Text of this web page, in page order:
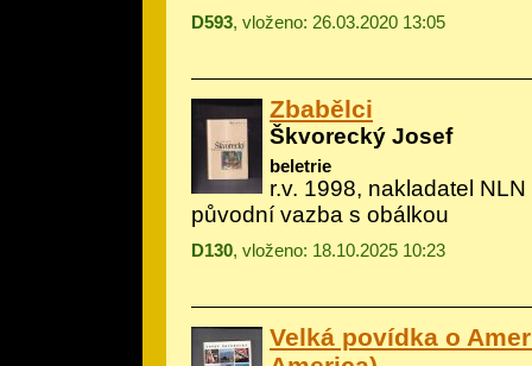
D593, vloženo: 26.03.2020 13:05
Zbabělci
Škvorecký Josef
beletrie
r.v. 1998, nakladatel NLN
původní vazba s obálkou
D130, vloženo: 18.10.2025 10:23
Velká povídka o